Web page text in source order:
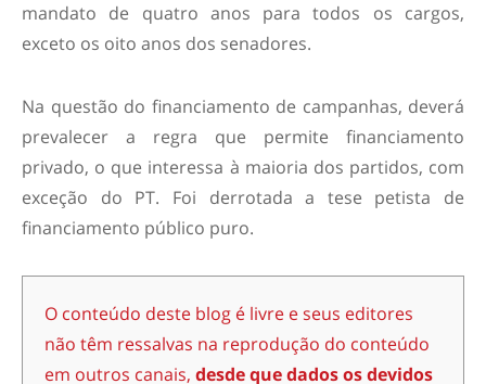
mandato de quatro anos para todos os cargos,
exceto os oito anos dos senadores.
Na questão do financiamento de campanhas, deverá
prevalecer a regra que permite financiamento
privado, o que interessa à maioria dos partidos, com
exceção do PT. Foi derrotada a tese petista de
financiamento público puro.
O conteúdo deste blog é livre e seus editores
não têm ressalvas na reprodução do conteúdo
em outros canais, desde que dados os devidos